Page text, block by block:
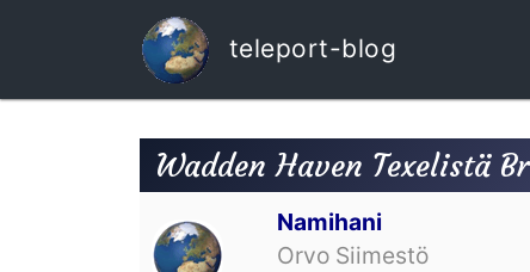
teleport-blog
Wadden Haven Texelistä
Namihani
Orvo Siimestö